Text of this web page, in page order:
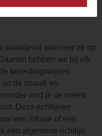
waardevol wanneer ze op
hebben we bij elk
bereidingswijzes
de smaak en
vind je de meest
Deze richtlijnen
een infusie of een
een algemene richtlijn